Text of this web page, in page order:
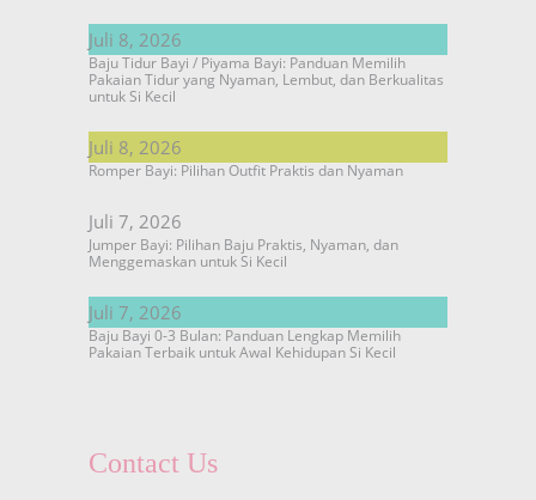
Juli 8, 2026
Baju Tidur Bayi / Piyama Bayi: Panduan Memilih
Pakaian Tidur yang Nyaman, Lembut, dan Berkualitas
untuk Si Kecil
Juli 8, 2026
Romper Bayi: Pilihan Outfit Praktis dan Nyaman
Juli 7, 2026
Jumper Bayi: Pilihan Baju Praktis, Nyaman, dan
Menggemaskan untuk Si Kecil
Juli 7, 2026
Baju Bayi 0-3 Bulan: Panduan Lengkap Memilih
Pakaian Terbaik untuk Awal Kehidupan Si Kecil
Contact Us